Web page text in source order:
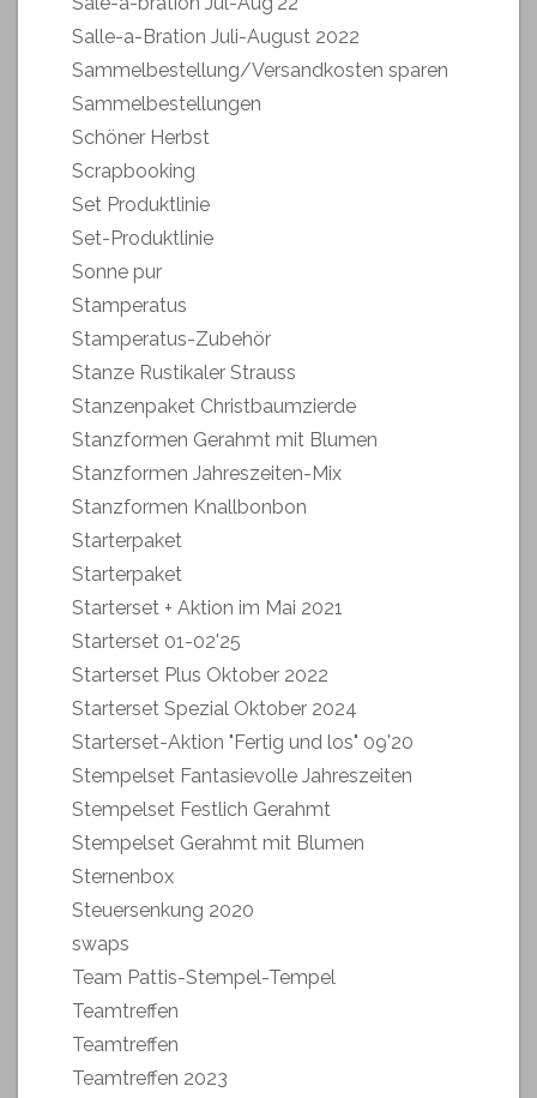
Salle-a-Bration Juli-August 2022
Sammelbestellung/Versandkosten sparen
Sammelbestellungen
Schöner Herbst
Scrapbooking
Set Produktlinie
Set-Produktlinie
Sonne pur
Stamperatus
Stamperatus-Zubehör
Stanze Rustikaler Strauss
Stanzenpaket Christbaumzierde
Stanzformen Gerahmt mit Blumen
Stanzformen Jahreszeiten-Mix
Stanzformen Knallbonbon
Starterpaket
Starterpaket
Starterset + Aktion im Mai 2021
Starterset 01-02'25
Starterset Plus Oktober 2022
Starterset Spezial Oktober 2024
Starterset-Aktion "Fertig und los" 09'20
Stempelset Fantasievolle Jahreszeiten
Stempelset Festlich Gerahmt
Stempelset Gerahmt mit Blumen
Sternenbox
Steuersenkung 2020
swaps
Team Pattis-Stempel-Tempel
Teamtreffen
Teamtreffen
Teamtreffen 2023